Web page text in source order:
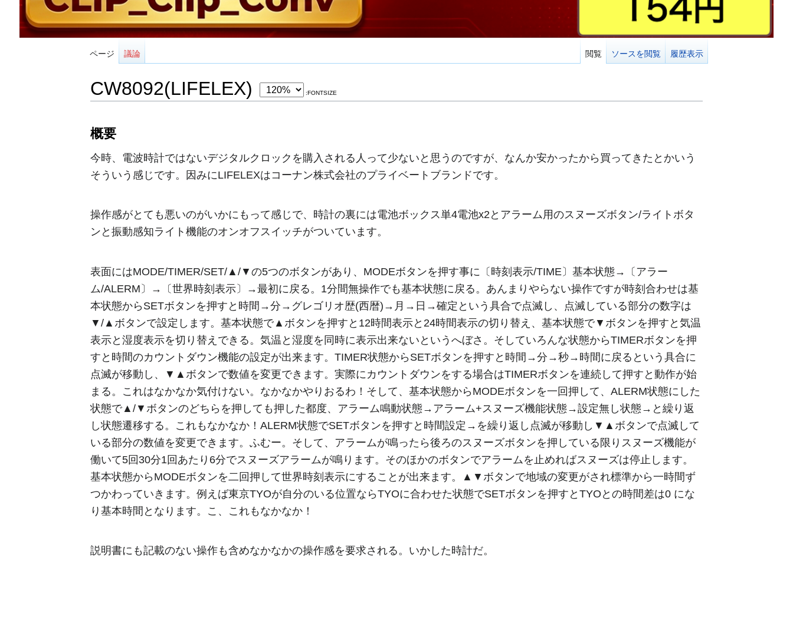
ページ 議論 閲覧 ソースを閲覧 履歴表示
CW8092(LIFELEX) :FONTSIZE
概要
今時、電波時計ではないデジタルクロックを購入される人って少ないと思うのですが、なんか安かったから買ってきたとかいう
そういう感じです。因みにLIFELEXはコーナン株式会社のプライベートブランドです。
操作感がとても悪いのがいかにもって感じで、時計の裏には電池ボックス単4電池x2とアラーム用のスヌーズボタン/ライトボタ
ンと振動感知ライト機能のオンオフスイッチがついています。
表面にはMODE/TIMER/SET/▲/▼の5つのボタンがあり、MODEボタンを押す事に〔時刻表示/TIME〕基本状態→〔アラー
ム/ALERM〕→〔世界時刻表示〕→最初に戻る。1分間無操作でも基本状態に戻る。あんまりやらない操作ですが時刻合わせは基
本状態からSETボタンを押すと時間→分→グレゴリオ歴(西暦)→月→日→確定という具合で点滅し、点滅している部分の数字は
▼/▲ボタンで設定します。基本状態で▲ボタンを押すと12時間表示と24時間表示の切り替え、基本状態で▼ボタンを押すと気温
表示と湿度表示を切り替えできる。気温と湿度を同時に表示出来ないというへぼさ。そしていろんな状態からTIMERボタンを押
すと時間のカウントダウン機能の設定が出来ます。TIMER状態からSETボタンを押すと時間→分→秒→時間に戻るという具合に
点滅が移動し、▼▲ボタンで数値を変更できます。実際にカウントダウンをする場合はTIMERボタンを連続して押すと動作が始
まる。これはなかなか気付けない。なかなかやりおるわ！そして、基本状態からMODEボタンを一回押して、ALERM状態にした
状態で▲/▼ボタンのどちらを押しても押した都度、アラーム鳴動状態→アラーム+スヌーズ機能状態→設定無し状態→と繰り返
し状態遷移する。これもなかなか！ALERM状態でSETボタンを押すと時間設定→を繰り返し点滅が移動し▼▲ボタンで点滅して
いる部分の数値を変更できます。ふむー。そして、アラームが鳴ったら後ろのスヌーズボタンを押している限りスヌーズ機能が
働いて5回30分1回あたり6分でスヌーズアラームが鳴ります。そのほかのボタンでアラームを止めればスヌーズは停止します。
基本状態からMODEボタンを二回押して世界時刻表示にすることが出来ます。▲▼ボタンで地域の変更がされ標準から一時間ず
つかわっていきます。例えば東京TYOが自分のいる位置ならTYOに合わせた状態でSETボタンを押すとTYOとの時間差は0 にな
り基本時間となります。こ、これもなかなか！
説明書にも記載のない操作も含めなかなかの操作感を要求される。いかした時計だ。